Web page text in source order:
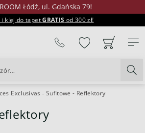
Łódź, ul. Gdańska 79!
i klej do tapetGRATIS od 300 zł!
Exclusivas Sufitowe - Reflektory